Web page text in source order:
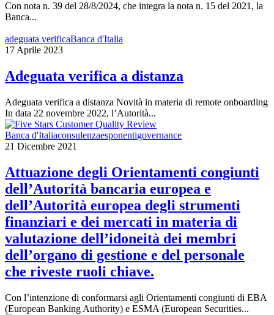
Con nota n. 39 del 28/8/2024, che integra la nota n. 15 del 2021, la
Banca...
adeguata verificaBanca d'Italia
17 Aprile 2023
Adeguata verifica a distanza
Adeguata verifica a distanza Novità in materia di remote onboarding
In data 22 novembre 2022, l’Autorità...
Banca d'Italiaconsulenzaesponentigovernance
21 Dicembre 2021
Attuazione degli Orientamenti congiunti
dell’Autorità bancaria europea e
dell’Autorità europea degli strumenti
finanziari e dei mercati in materia di
valutazione dell’idoneità dei membri
dell’organo di gestione e del personale
che riveste ruoli chiave.
Con l’intenzione di conformarsi agli Orientamenti congiunti di EBA
(European Banking Authority) e ESMA (European Securities...